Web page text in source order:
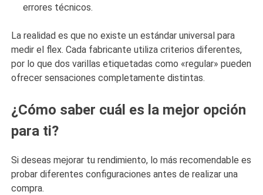
errores técnicos.
La realidad es que no existe un estándar universal para
medir el flex. Cada fabricante utiliza criterios diferentes,
por lo que dos varillas etiquetadas como «regular» pueden
ofrecer sensaciones completamente distintas.
¿Cómo saber cuál es la mejor opción
para ti?
Si deseas mejorar tu rendimiento, lo más recomendable es
probar diferentes configuraciones antes de realizar una
compra.